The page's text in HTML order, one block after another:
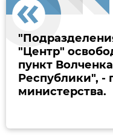
"Центр"
пункт
Республики", -
министерства.